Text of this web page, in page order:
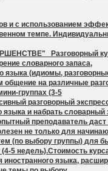
и с использованием
темпе.
Разговорный
словарного запаса,
языка (идиомы,
общение на различные
группах (3-5
разговорный
языка и набрать словарный
преподаватель
не только для
(по выбору группы) для
5 недель).Стоимость
языка,